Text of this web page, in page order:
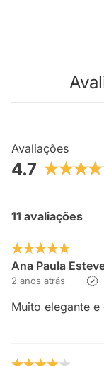
Avaliações
4.7
11 avaliações
Ana Paula
2 anos atrás
Muito elegante